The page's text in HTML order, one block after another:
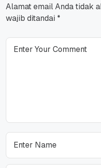
Alamat email Anda tidak
wajib ditandai *